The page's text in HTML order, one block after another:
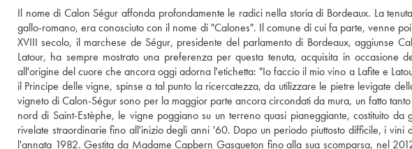
Il nome di Calon Ségur affonda profondamente le radici nella storia di Bordeaux. La
gallo-romano, era conosciuto con il nome di "Calones". Il comune di cui fa parte, venne
XVIII secolo, il marchese de Ségur, presidente del parlamento di Bordeaux, aggiunse
Latour, ha sempre mostrato una preferenza per questa tenuta, acquisita in occasione
all'origine del cuore che ancora oggi adorna l'etichetta: "Io faccio il mio vino a Lafite e
il Principe delle vigne, spinse a tal punto la ricercatezza, da utilizzare le pietre levigate
vigneto di Calon-Ségur sono per la maggior parte ancora circondati da mura, un fatto
nord di Saint-Estèphe, le vigne poggiano su un terreno quasi pianeggiante, costituito
rivelate straordinarie fino all'inizio degli anni '60. Dopo un periodo piuttosto difficile, i
l'annata 1982. Gestita da Madame Capbern Gasqueton fino alla sua scomparsa, nel